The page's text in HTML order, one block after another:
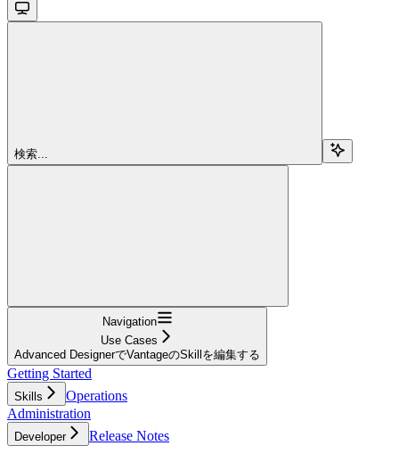
検索...
Navigation
Use Cases
Advanced DesignerでVantageのSkillを編集する
Getting Started
Skills
Operations
Administration
Developer Release Notes